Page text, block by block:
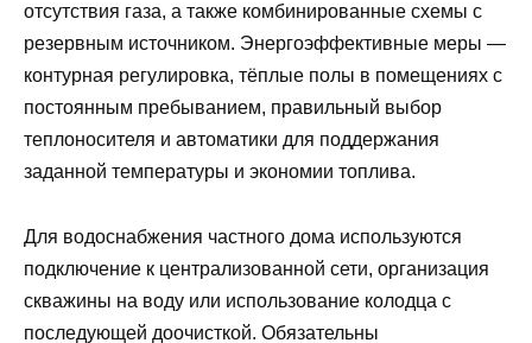
отсутствия газа, а также комбинированные схемы с
резервным источником. Энергоэффективные меры —
контурная регулировка, тёплые полы в помещениях с
постоянным пребыванием, правильный выбор
теплоносителя и автоматики для поддержания
заданной температуры и экономии топлива.
Для водоснабжения частного дома используются
подключение к централизованной сети, организация
скважины на воду или использование колодца с
последующей доочисткой. Обязательны